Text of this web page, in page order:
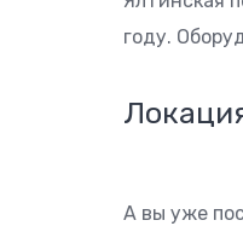
году.
А вы уже